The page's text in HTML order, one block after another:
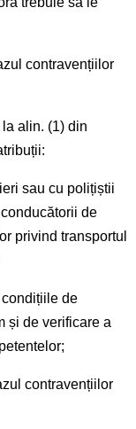
contravențiilor
alin. (1) din
sau cu polițiștii
de
privind transportul
de
și de verificare a
contravențiilor